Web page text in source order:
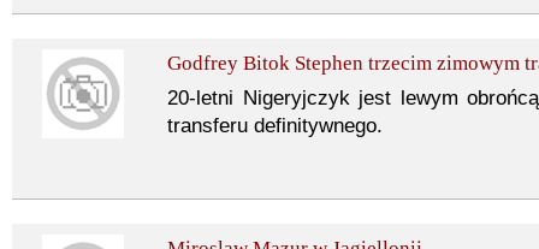
Godfrey Bitok Stephen trzecim zimowym
20-letni Nigeryjczyk jest lewym
transferu definitywnego.